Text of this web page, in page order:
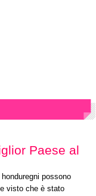
Paese al
honduregni possono
visto che è stato